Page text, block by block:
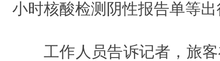
小时核酸检测阴性报告单等
工作人员告诉记者，旅